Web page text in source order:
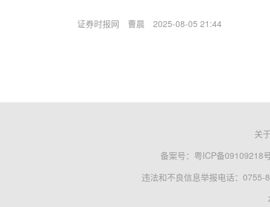
证券时报网 曹晨 2025-08-05 21:44
关
备案号： 粤ICP备09109218
违法和不良信息举报电话：0755-